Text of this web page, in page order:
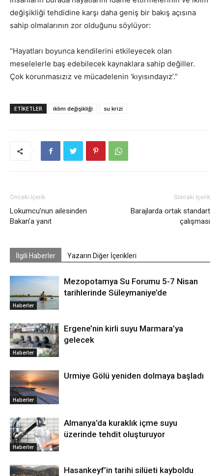
değişikliği tehdidine karşı daha geniş bir bakış açısına
sahip olmalarının zor olduğunu söylüyor:
“Hayatları boyunca kendilerini etkileyecek olan
meselelerle baş edebilecek kaynaklara sahip değiller.
Çok korunmasızız ve mücadelenin ‘kıyısındayız’.”
ETIKETLER iklim değişikliği su krizi
Önceki İçerik
Lokumcu’nun ailesinden
Bakan’a yanıt
Sonraki İçerik
Barajlarda ortak standart
çalışması
İlgili Haberler Yazarın Diğer İçerikleri
Haberler
Mezopotamya Su Forumu 5-7 Nisan
tarihlerinde Süleymaniye’de
Haberler
Ergene’nin kirli suyu Marmara’ya
gelecek
Haberler
Urmiye Gölü yeniden dolmaya başladı
Haberler
Almanya’da kuraklık içme suyu
üzerinde tehdit oluşturuyor
Hasankeyf’in tarihi silüeti kayboldu